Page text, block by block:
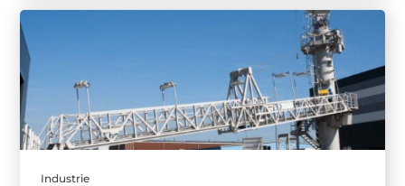
Industrie